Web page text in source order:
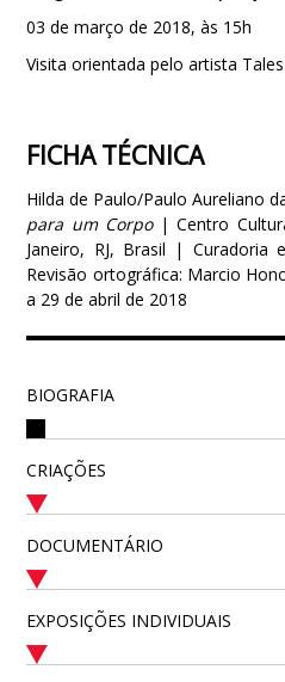
03 de março de 2018, às 15h
Visita orientada pelo artista Tales
FICHA TÉCNICA
Hilda de Paulo/Paulo Aureliano
para um Corpo| Centro
Janeiro, RJ, Brasil | Curadoria
Revisão ortográfica: Marcio
a 29 de abril de 2018
BIOGRAFIA
CRIAÇÕES
DOCUMENTÁRIO
EXPOSIÇÕES INDIVIDUAIS